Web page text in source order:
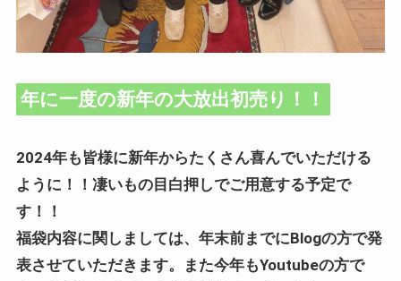
年に一度の新年の大放出初売り！！
2024年も皆様に新年からたくさん喜んでいただける
ように！！凄いもの目白押しでご用意する予定で
す！！
福袋内容に関しましては、年末前までにBlogの方で発
表させていただきます。また今年もYoutubeの方で